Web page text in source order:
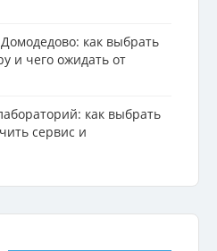
как выбрать
и чего ожидать от
как выбрать
сервис и